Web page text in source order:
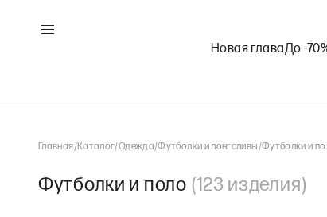
Новая главаДо -
Главная/Каталог/Одежда/Футболки и лонгсливы /Футболки и
Футболки и поло (123 изделия)